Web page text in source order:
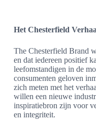
Het Chesterfield
The Chesterfield Brand
en dat iedereen positief
leefomstandigen in de
consumenten geloven
zich meten met het
willen een nieuwe
inspiratiebron zijn voor
en integriteit.